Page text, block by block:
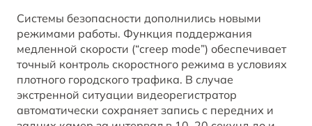
Системы безопасности дополнились новыми
режимами работы. Функция поддержания
медленной скорости (“creep mode”) обеспечивает
точный контроль скоростного режима в условиях
плотного городского трафика. В случае
экстренной ситуации видеорегистратор
автоматически сохраняет запись с передних и